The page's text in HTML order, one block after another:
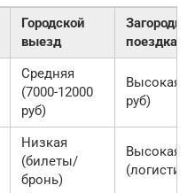
Городской
выезд
Загородная
поездка
Средняя
(7000-12000
руб)
Высокая
руб)
Низкая
(билеты/
бронь)
Высокая